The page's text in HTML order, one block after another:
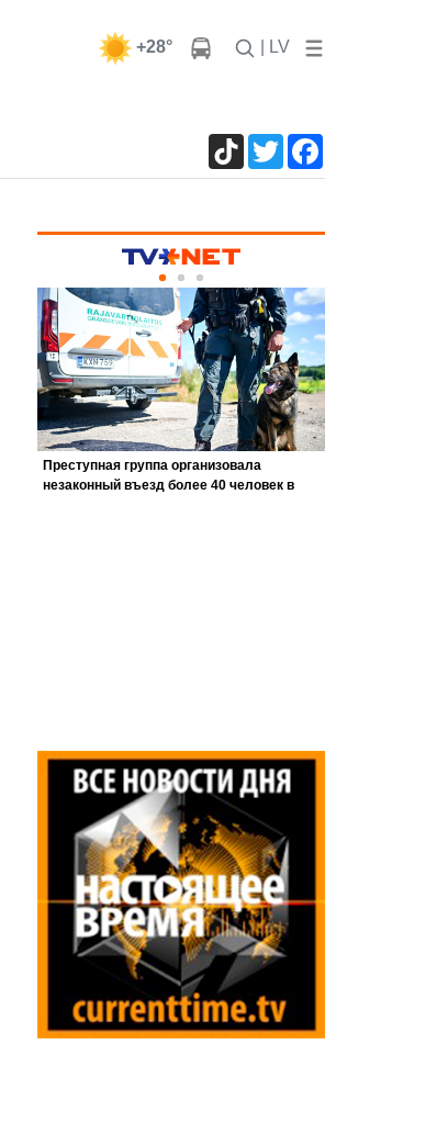
+28° | LV
TikTokTwitter